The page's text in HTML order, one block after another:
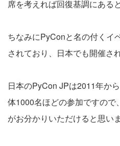
席を考えれば回復基調にある
ちなみにPyConと名の付くイ
されており、日本でも開催さ
日本のPyCon JPは2011年か
体1000名ほどの参加ですので
がお分かりいただけると思いま